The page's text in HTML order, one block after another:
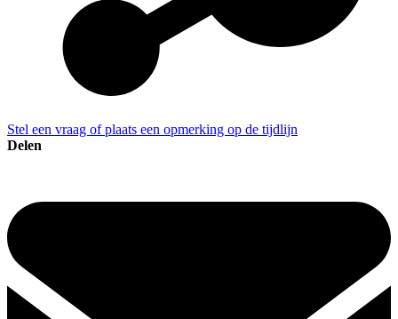
Stel een vraag of plaats een opmerking op de tijdlijn
Delen